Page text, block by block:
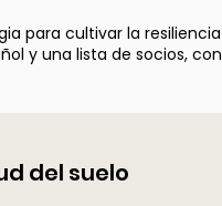
para cultivar la
y una lista de socios,
del suelo